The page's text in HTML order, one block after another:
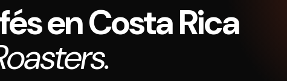
en Costa Rica